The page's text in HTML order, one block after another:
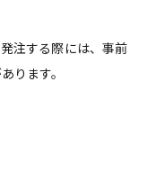
注する際には、事前
ります。